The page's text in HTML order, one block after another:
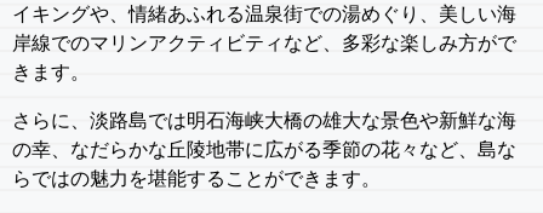
イキングや、情緒あふれる温泉街での湯めぐり、美しい海
岸線でのマリンアクティビティなど、多彩な楽しみ方がで
きます。
さらに、淡路島では明石海峡大橋の雄大な景色や新鮮な海
の幸、なだらかな丘陵地帯に広がる季節の花々など、島な
らではの魅力を堪能することができます。